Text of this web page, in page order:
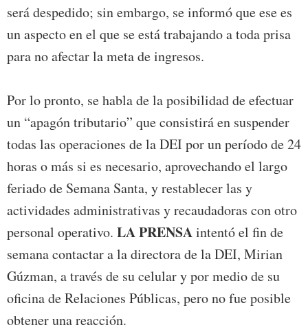
será despedido; sin embargo, se informó que ese es
un aspecto en el que se está trabajando a toda prisa
para no afectar la meta de ingresos.
Por lo pronto, se habla de la posibilidad de efectuar
un “apagón tributario” que consistirá en suspender
todas las operaciones de la DEI por un período de 24
horas o más si es necesario, aprovechando el largo
feriado de Semana Santa, y restablecer las y
actividades administrativas y recaudadoras con otro
personal operativo. LA PRENSAintentó el fin de
semana contactar a la directora de la DEI, Mirian
Gúzman, a través de su celular y por medio de su
oficina de Relaciones Públicas, pero no fue posible
obtener una reacción.